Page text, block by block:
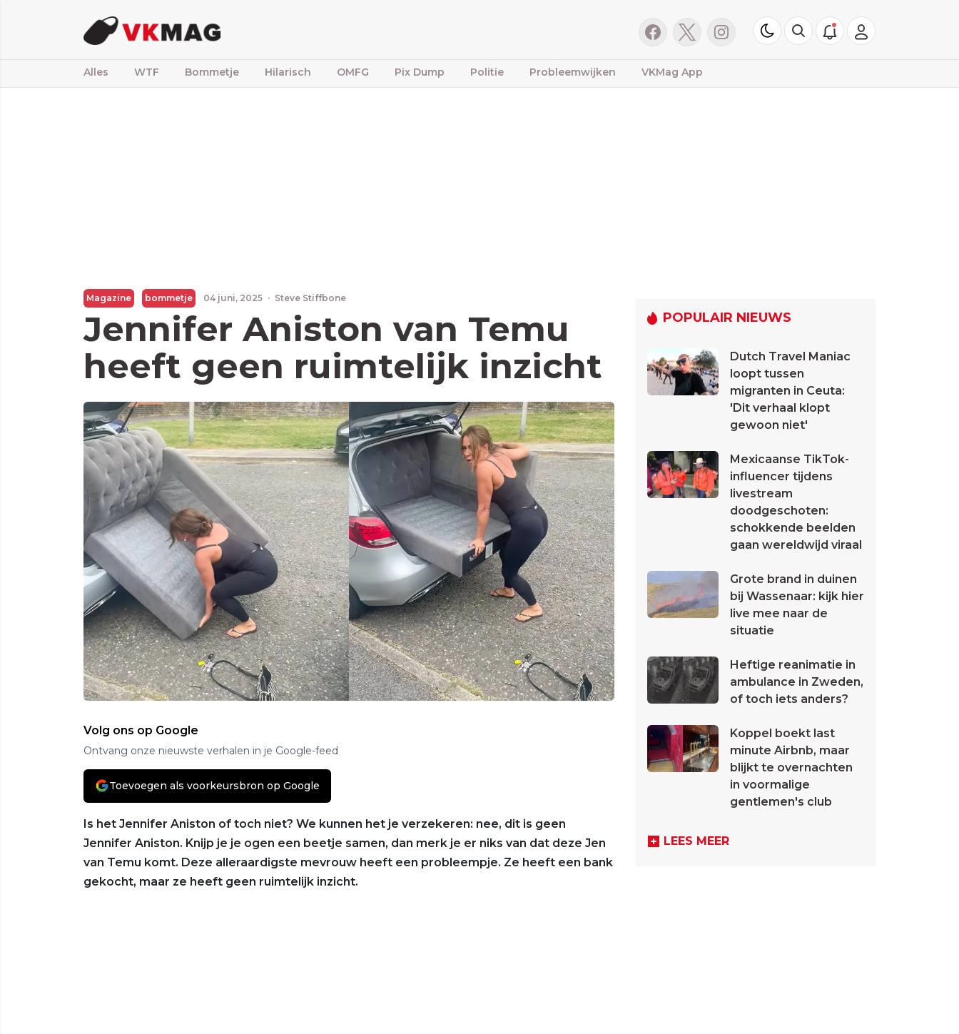
Alles WTF Bommetje Hilarisch OMFG Pix Dump Politie Probleemwijken VKMag App
Magazine bommetje 04 juni, 2025 · Steve Stiffbone
Jennifer Aniston van Temu
heeft geen ruimtelijk inzicht
Volg ons op Google
Ontvang onze nieuwste verhalen in je Google-feed
Toevoegen als voorkeursbron op Google
Is het Jennifer Aniston of toch niet? We kunnen het je verzekeren: nee, dit is geen
Jennifer Aniston. Knijp je je ogen een beetje samen, dan merk je er niks van dat deze Jen
van Temu komt. Deze alleraardigste mevrouw heeft een probleempje. Ze heeft een bank
gekocht, maar ze heeft geen ruimtelijk inzicht.
POPULAIR NIEUWS
Dutch Travel Maniac
loopt tussen
migranten in Ceuta:
'Dit verhaal klopt
gewoon niet'
Mexicaanse TikTok-
influencer tijdens
livestream
doodgeschoten:
schokkende beelden
gaan wereldwijd viraal
Grote brand in duinen
bij Wassenaar: kijk hier
live mee naar de
situatie
Heftige reanimatie in
ambulance in Zweden,
of toch iets anders?
Koppel boekt last
minute Airbnb, maar
blijkt te overnachten
in voormalige
gentlemen's club
LEES MEER